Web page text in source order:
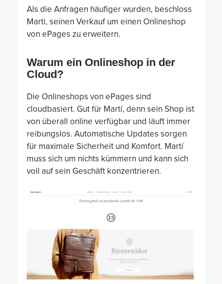
Als die Anfragen häufiger wurden, beschloss
Marti, seinen Verkauf um einen Onlineshop
von ePages zu erweitern.
Warum ein Onlineshop in der
Cloud?
Die Onlineshops von ePages sind
cloudbasiert. Gut für Martí, denn sein Shop ist
von überall online verfügbar und läuft immer
reibungslos. Automatische Updates sorgen
für maximale Sicherheit und Komfort. Martí
muss sich um nichts kümmern und kann sich
voll auf sein Geschäft konzentrieren.